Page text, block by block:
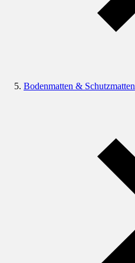
Bodenmatten & Schutzmatten